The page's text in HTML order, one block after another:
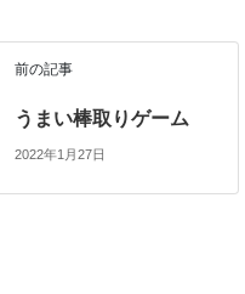
前の記事
うまい棒取りゲーム
2022年1月27日